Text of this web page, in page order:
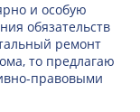
и особую
обязательств
ремонт
то предлагаю
правовыми